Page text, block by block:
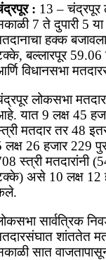
: 13 – चंद्रपूर
7 ते दुपारी 5
हक्क
बल्लारपूर
विधानसभा
लोकसभा
यात 9 लक्ष 45
मतदार तर 48
लक्ष 26 हजार 229
स्त्री मतदारांनी
असे 10 लक्ष 12
सार्वत्रिक
शांततेत
सात